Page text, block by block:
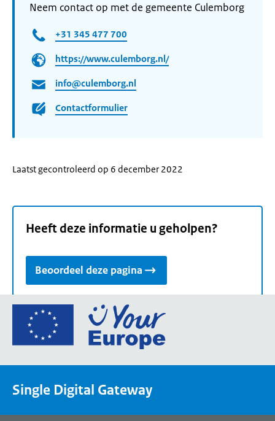
Neem contact op met de gemeente Culemborg
+31 345 477 700
https://www.culemborg.nl/
info@culemborg.nl
Contactformulier
Laatst gecontroleerd op 6 december 2022
Heeft deze informatie u geholpen?
Beoordeel deze pagina
Ga
de
Single Digital Gateway